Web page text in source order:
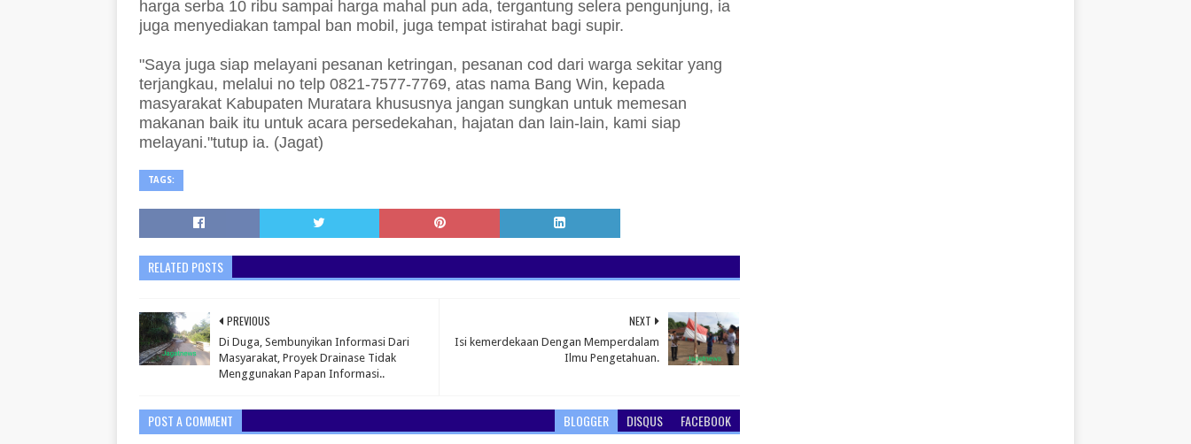
harga serba 10 ribu sampai harga mahal pun ada, tergantung selera pengunjung, ia
juga menyediakan tampal ban mobil, juga tempat istirahat bagi supir.
"Saya juga siap melayani pesanan ketringan, pesanan cod dari warga sekitar yang
terjangkau, melalui no telp 0821-7577-7769, atas nama Bang Win, kepada
masyarakat Kabupaten Muratara khususnya jangan sungkan untuk memesan
makanan baik itu untuk acara persedekahan, hajatan dan lain-lain, kami siap
melayani."tutup ia. (Jagat)
TAGS:
RELATED POSTS
NEXT
Isi kemerdekaan Dengan Memperdalam
Ilmu Pengetahuan.
PREVIOUS
Di Duga, Sembunyikan Informasi Dari
Masyarakat, Proyek Drainase Tidak
Menggunakan Papan Informasi..
POST A COMMENT BLOGGER DISQUS FACEBOOK